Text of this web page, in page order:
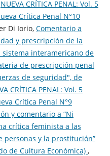
NUEVA CRÍTICA PENAL: Vol. 5
Crí­tica Penal N°10
Di Iorio, Comentario a
y prescripción de la
interamericano de
de prescripción penal
de seguridad", de
CRÍTICA PENAL: Vol. 5
Crí­tica Penal N°9
y comentario a “Ni
crítica feminista a las
personas y la prostitución”
de Cultura Económica) ,